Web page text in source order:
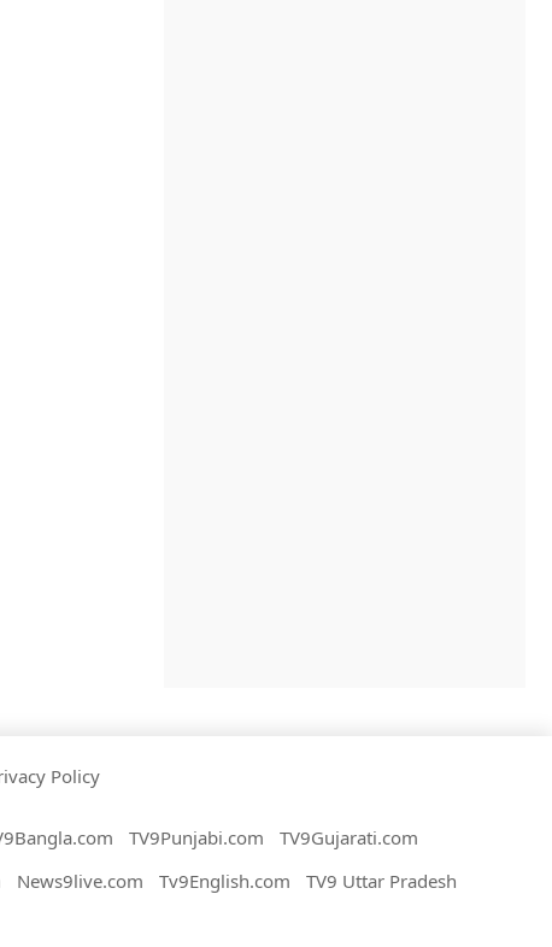
Policy
TV9Punjabi.com
TV9Gujarati.com
News9live.com Tv9English.com
TV9 Uttar Pradesh